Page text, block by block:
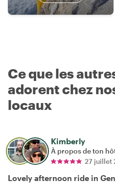
Ce que les
adorent chez
locaux
Kimberly
À propos de ton
27 juillet
Lovely afternoon ride in